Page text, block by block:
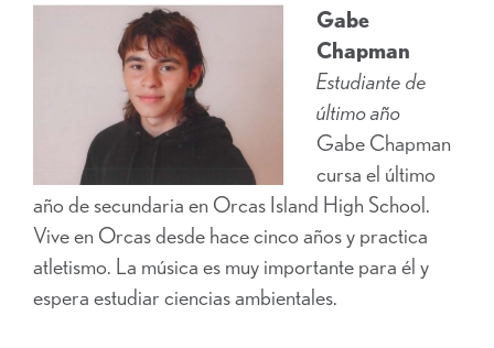
Gabe
Chapman
Estudiante de
último año
Gabe Chapman
cursa el último
año de secundaria en Orcas Island High School.
Vive en Orcas desde hace cinco años y practica
atletismo. La música es muy importante para él y
espera estudiar ciencias ambientales.